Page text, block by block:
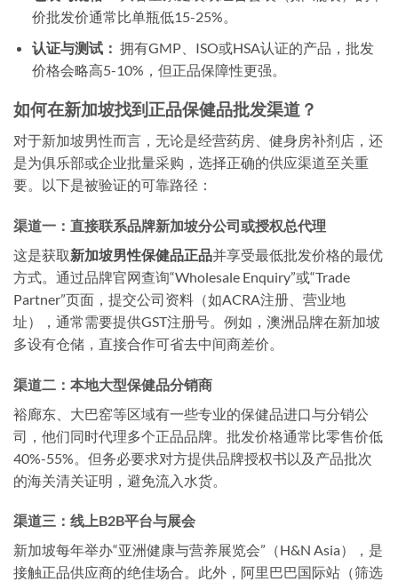
价批发价通常比单瓶低15-25%。
认证与测试： 拥有GMP、ISO或HSA认证的产品，批发
价格会略高5-10%，但正品保障性更强。
如何在新加坡找到正品保健品批发渠道？
对于新加坡男性而言，无论是经营药房、健身房补剂店，还
是为俱乐部或企业批量采购，选择正确的供应渠道至关重
要。以下是被验证的可靠路径：
渠道一：直接联系品牌新加坡分公司或授权总代理
这是获取新加坡男性保健品正品并享受最低批发价格的最优
方式。通过品牌官网查询“Wholesale Enquiry”或“Trade
Partner”页面，提交公司资料（如ACRA注册、营业地
址），通常需要提供GST注册号。例如，澳洲品牌在新加坡
多设有仓储，直接合作可省去中间商差价。
渠道二：本地大型保健品分销商
裕廊东、大巴窑等区域有一些专业的保健品进口与分销公
司，他们同时代理多个正品品牌。批发价格通常比零售价低
40%-55%。但务必要求对方提供品牌授权书以及产品批次
的海关清关证明，避免流入水货。
渠道三：线上B2B平台与展会
新加坡每年举办“亚洲健康与营养展览会”（H&N Asia），是
接触正品供应商的绝佳场合。此外，阿里巴巴国际站（筛选